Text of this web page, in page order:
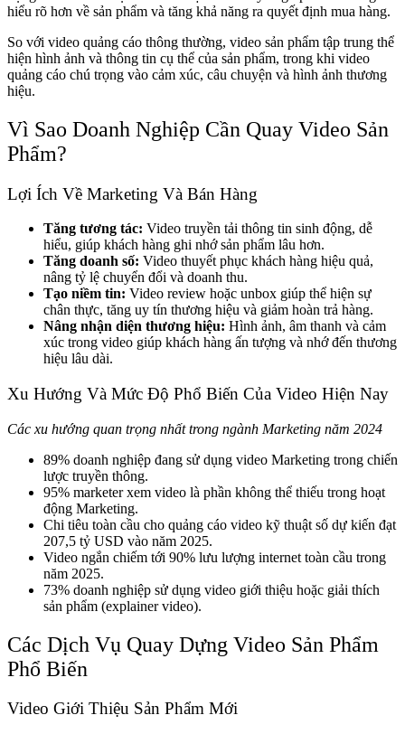
hiểu rõ hơn về sản phẩm và tăng khả năng ra quyết định mua hàng.
So với video quảng cáo thông thường, video sản phẩm tập trung thể
hiện hình ảnh và thông tin cụ thể của sản phẩm, trong khi video
quảng cáo chú trọng vào cảm xúc, câu chuyện và hình ảnh thương
hiệu.
Vì Sao Doanh Nghiệp Cần Quay Video Sản
Phẩm?
Lợi Ích Về Marketing Và Bán Hàng
Tăng tương tác: Video truyền tải thông tin sinh động, dễ
hiểu, giúp khách hàng ghi nhớ sản phẩm lâu hơn.
Tăng doanh số: Video thuyết phục khách hàng hiệu quả,
nâng tỷ lệ chuyển đổi và doanh thu.
Tạo niềm tin: Video review hoặc unbox giúp thể hiện sự
chân thực, tăng uy tín thương hiệu và giảm hoàn trả hàng.
Nâng nhận diện thương hiệu: Hình ảnh, âm thanh và cảm
xúc trong video giúp khách hàng ấn tượng và nhớ đến thương
hiệu lâu dài.
Xu Hướng Và Mức Độ Phổ Biến Của Video Hiện Nay
Các xu hướng quan trọng nhất trong ngành Marketing năm 2024
89% doanh nghiệp đang sử dụng video Marketing trong chiến
lược truyền thông.
95% marketer xem video là phần không thể thiếu trong hoạt
động Marketing.
Chi tiêu toàn cầu cho quảng cáo video kỹ thuật số dự kiến đạt
207,5 tỷ USD vào năm 2025.
Video ngắn chiếm tới 90% lưu lượng internet toàn cầu trong
năm 2025.
73% doanh nghiệp sử dụng video giới thiệu hoặc giải thích
sản phẩm (explainer video).
Các Dịch Vụ Quay Dựng Video Sản Phẩm
Phổ Biến
Video Giới Thiệu Sản Phẩm Mới